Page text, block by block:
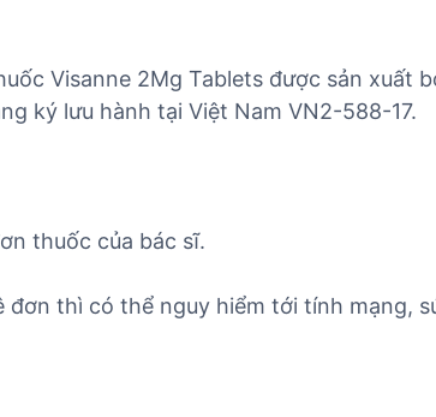
Visanne 2Mg Tablets được sản xuất
ký lưu hành tại Việt Nam VN2-588-17.
thuốc của bác sĩ.
thì có thể nguy hiểm tới tính mạng,